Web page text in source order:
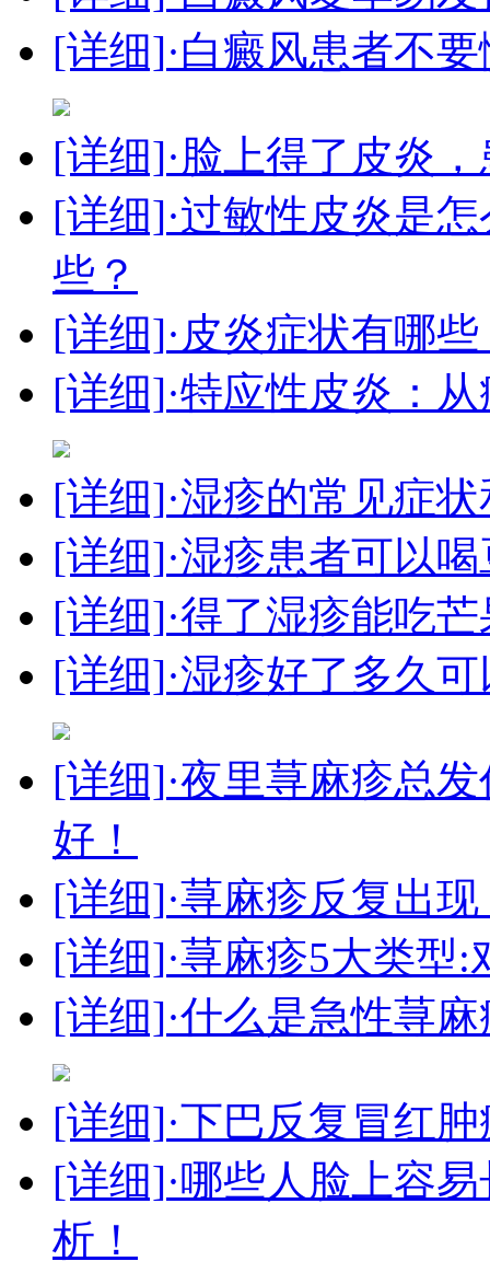
[详细]·白癜风患者不
[详细]·脸上得了皮炎
[详细]·过敏性皮炎是
些？
[详细]·皮炎症状有哪
[详细]·特应性皮炎：
[详细]·湿疹的常见症
[详细]·湿疹患者可以
[详细]·得了湿疹能吃
[详细]·湿疹好了多久
[详细]·夜里荨麻疹总
好！
[详细]·荨麻疹反复出
[详细]·荨麻疹5大类型
[详细]·什么是急性荨
[详细]·下巴反复冒红
[详细]·哪些人脸上容
析！